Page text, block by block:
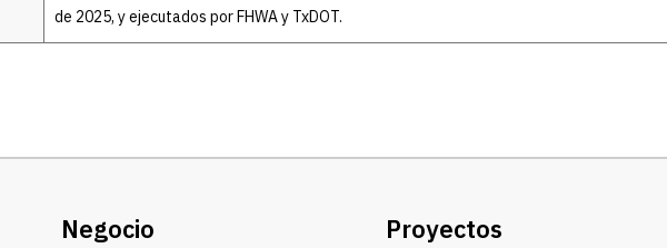
de 2025, y ejecutados por FHWA y TxDOT.
Negocio Proyectos